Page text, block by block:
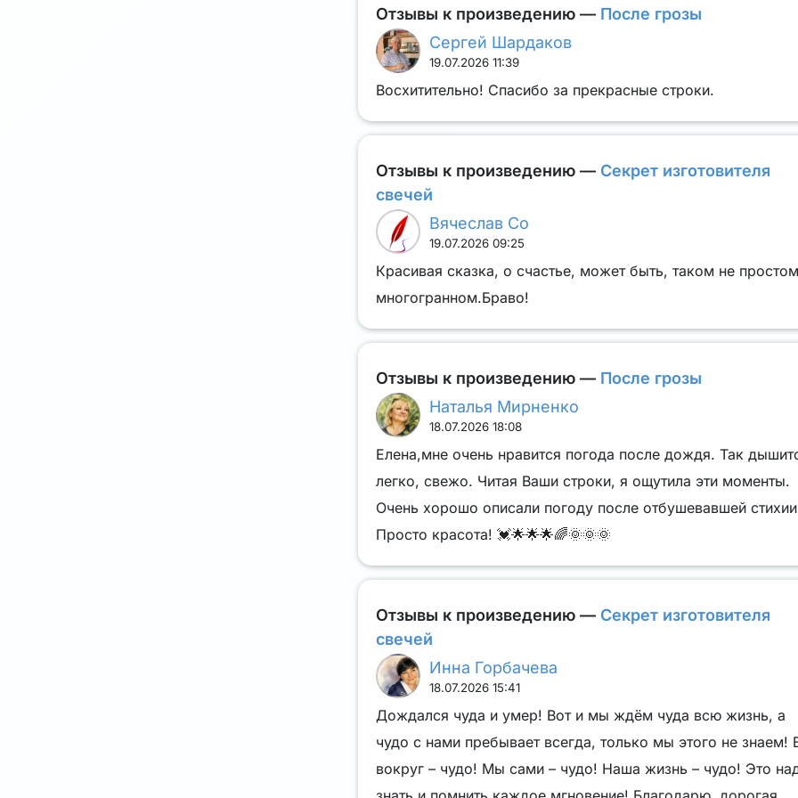
Отзывы к произведению — После грозы
Сергей Шардаков
19.07.2026 11:39
Восхитительно! Спасибо за прекрасные строки.
Отзывы к произведению — Секрет изготовителя
свечей
Вячеслав Со
19.07.2026 09:25
Красивая сказка, о счастье, может быть, таком не
многогранном.Браво!
Отзывы к произведению — После грозы
Наталья Мирненко
18.07.2026 18:08
Елена,мне очень нравится погода после дождя. Так
легко, свежо. Читая Ваши строки, я ощутила эти моменты.
Очень хорошо описали погоду после отбушевавшей
Просто красота! 💓🌟🌟🌟🌈🌞🌞🌞
Отзывы к произведению — Секрет изготовителя
свечей
Инна Горбачева
18.07.2026 15:41
Дождался чуда и умер! Вот и мы ждём чуда всю жизнь, а
чудо с нами пребывает всегда, только мы этого не знаем!
вокруг – чудо! Мы сами – чудо! Наша жизнь – чудо! Это